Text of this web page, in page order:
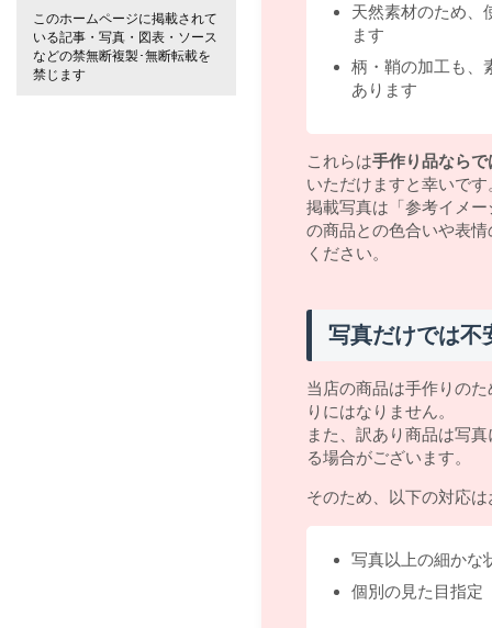
天然素材のため、
ます
柄・鞘の加工も、
あります
これらは手作り品なら
いただけますと幸いです
掲載写真は「参考イメ
の商品との色合いや表
ください。
写真だけでは不
当店の商品は手作りの
りにはなりません。
また、訳あり商品は写
る場合がございます。
そのため、以下の対応
写真以上の細かな
個別の見た目指定
このホームページに掲載されて
いる記事・写真・図表・ソース
などの禁無断複製･無断転載を
禁じます